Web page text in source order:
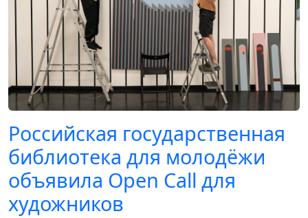
Российская государственная
библиотека для молодёжи
объявила Open Call для
художников